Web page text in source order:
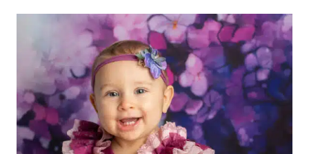
PREMIÈRE
SÉANCE
PHOTO
ANNIVERSAIRE
POUR
VOTRE
BÉBÉ?